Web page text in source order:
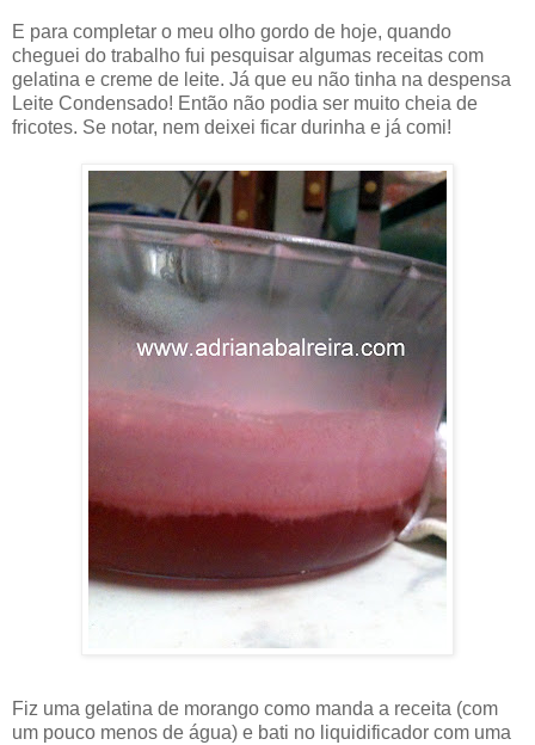
E para completar o meu olho gordo de hoje, quando
cheguei do trabalho fui pesquisar algumas receitas com
gelatina e creme de leite. Já que eu não tinha na despensa
Leite Condensado! Então não podia ser muito cheia de
fricotes. Se notar, nem deixei ficar durinha e já comi!
Fiz uma gelatina de morango como manda a receita (com
um pouco menos de água) e bati no liquidificador com uma